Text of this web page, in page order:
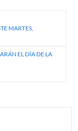
MARTES,
EL DÍA DE LA